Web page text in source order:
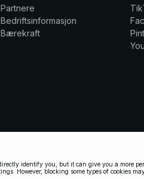
Partnere
Bedriftsinformasjon
Bærekraft